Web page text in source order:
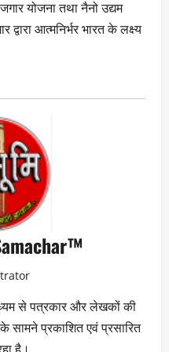
योजना तथा नैनो उद्यम
द्वारा आत्मनिर्भर भारत के लक्ष्य
से पत्रकार और लेखकों की
प्रकाशित एवं प्रसारित